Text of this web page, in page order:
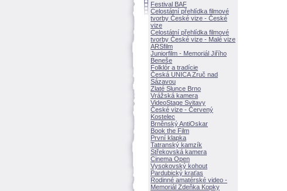
Festival BAF
Celostátní přehlídka filmové
tvorby České vize - České
vize
Celostátní přehlídka filmové
tvorby České vize - Malé vize
ARSfilm
Juniorfilm - Memoriál Jiřího
Beneše
Folklór a tradície
Česká UNICA Zruč nad
Sázavou
Zlaté Slunce Brno
Vrážská kamera
VideoStage Svitavy
České vize - Červený
Kostelec
Brněnský AntiOskar
Book the Film
První klapka
Tatranský kamzík
Střekovská kamera
Cinema Open
Vysokovský kohout
Pardubický kraťas
Rodinné amatérské video -
Memoriál Zdeňka Kopky